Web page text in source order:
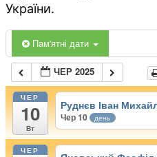
України.
Пам'ятні дати
ЧЕР 2025
ЧЕР
10
Вт
Руднєв Іван
Чер 10 день
ЧЕР